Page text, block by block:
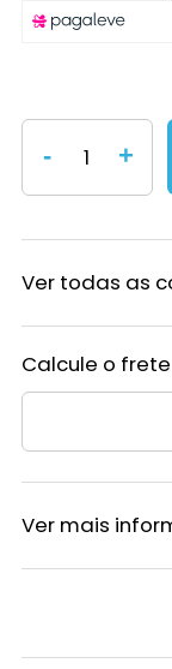
- +
Ver todas as
Ver mais